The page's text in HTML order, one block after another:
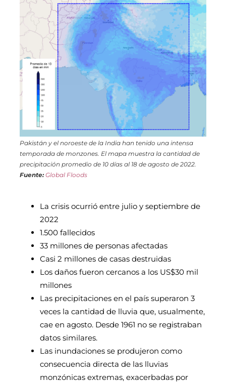
Pakistán y el noroeste de la India han tenido una intensa
temporada de monzones. El mapa muestra la cantidad de
precipitación promedio de 10 días al 18 de agosto de 2022.
Fuente: Global Floods
La crisis ocurrió entre julio y septiembre de
2022
1.500 fallecidos
33 millones de personas afectadas
Casi 2 millones de casas destruidas
Los daños fueron cercanos a los US$30 mil
millones
Las precipitaciones en el país superaron 3
veces la cantidad de lluvia que, usualmente,
cae en agosto. Desde 1961 no se registraban
datos similares.
Las inundaciones se produjeron como
consecuencia directa de las lluvias
monzónicas extremas, exacerbadas por